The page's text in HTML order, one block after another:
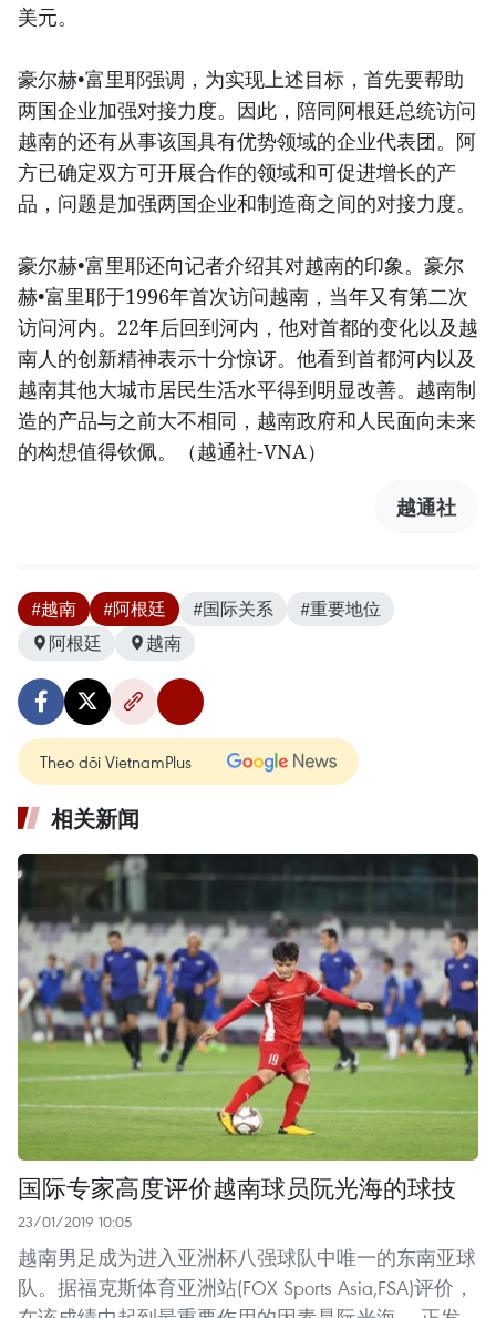
美元。
豪尔赫•富里耶强调，为实现上述目标，首先要帮助
两国企业加强对接力度。因此，陪同阿根廷总统访问
越南的还有从事该国具有优势领域的企业代表团。阿
方已确定双方可开展合作的领域和可促进增长的产
品，问题是加强两国企业和制造商之间的对接力度。
豪尔赫•富里耶还向记者介绍其对越南的印象。豪尔
赫•富里耶于1996年首次访问越南，当年又有第二次
访问河内。22年后回到河内，他对首都的变化以及越
南人的创新精神表示十分惊讶。他看到首都河内以及
越南其他大城市居民生活水平得到明显改善。越南制
造的产品与之前大不相同，越南政府和人民面向未来
的构想值得钦佩。（越通社-VNA）
越通社
#越南 #阿根廷 #国际关系
#重要地位
阿根廷
越南
Theo dõi VietnamPlus
相关新闻
国际专家高度评价越南球员阮光海的球技
23/01/2019 10:05
越南男足成为进入亚洲杯八强球队中唯一的东南亚球
队。据福克斯体育亚洲站(FOX Sports Asia,FSA)评价，